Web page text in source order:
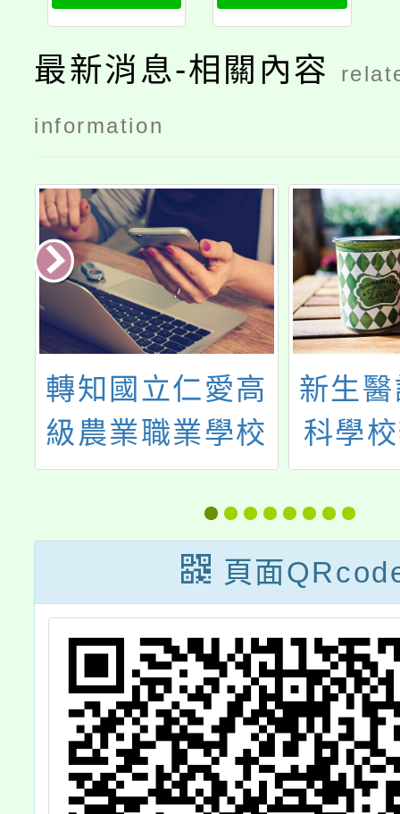
最新消息-相關內容
information
轉知國立仁愛高
級農業職業學校
112學年度高級
中等學校特色招
生專業群科甄選
入學招生訊息
新生
科學
年度
科學
營
頁面